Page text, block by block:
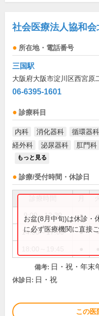
社会医療法人協和
所在地・電話番号
三国駅
大阪府大阪市淀川区西宮原
06-6395-1601
診療科目
内科 消化器科 循環器科
経外科
泌尿器科 肛門科
もっと見る
診療/受付時間・休診日
9:00～12:30 ● ●
14:00～17:00 ●
お盆(8月中旬)は休診・
に必ず医療機関に直接
備考: 日・祝・年末
休診日: 日・祝
この医